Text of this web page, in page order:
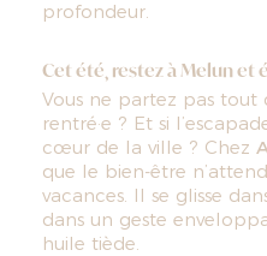
profondeur.
Cet été, restez à Melun et
Vous ne partez pas tout
rentré·e ? Et si
cœur de la ville ? Chez
que le bien-être
vacances. Il se glisse
dans un geste
huile tiède.